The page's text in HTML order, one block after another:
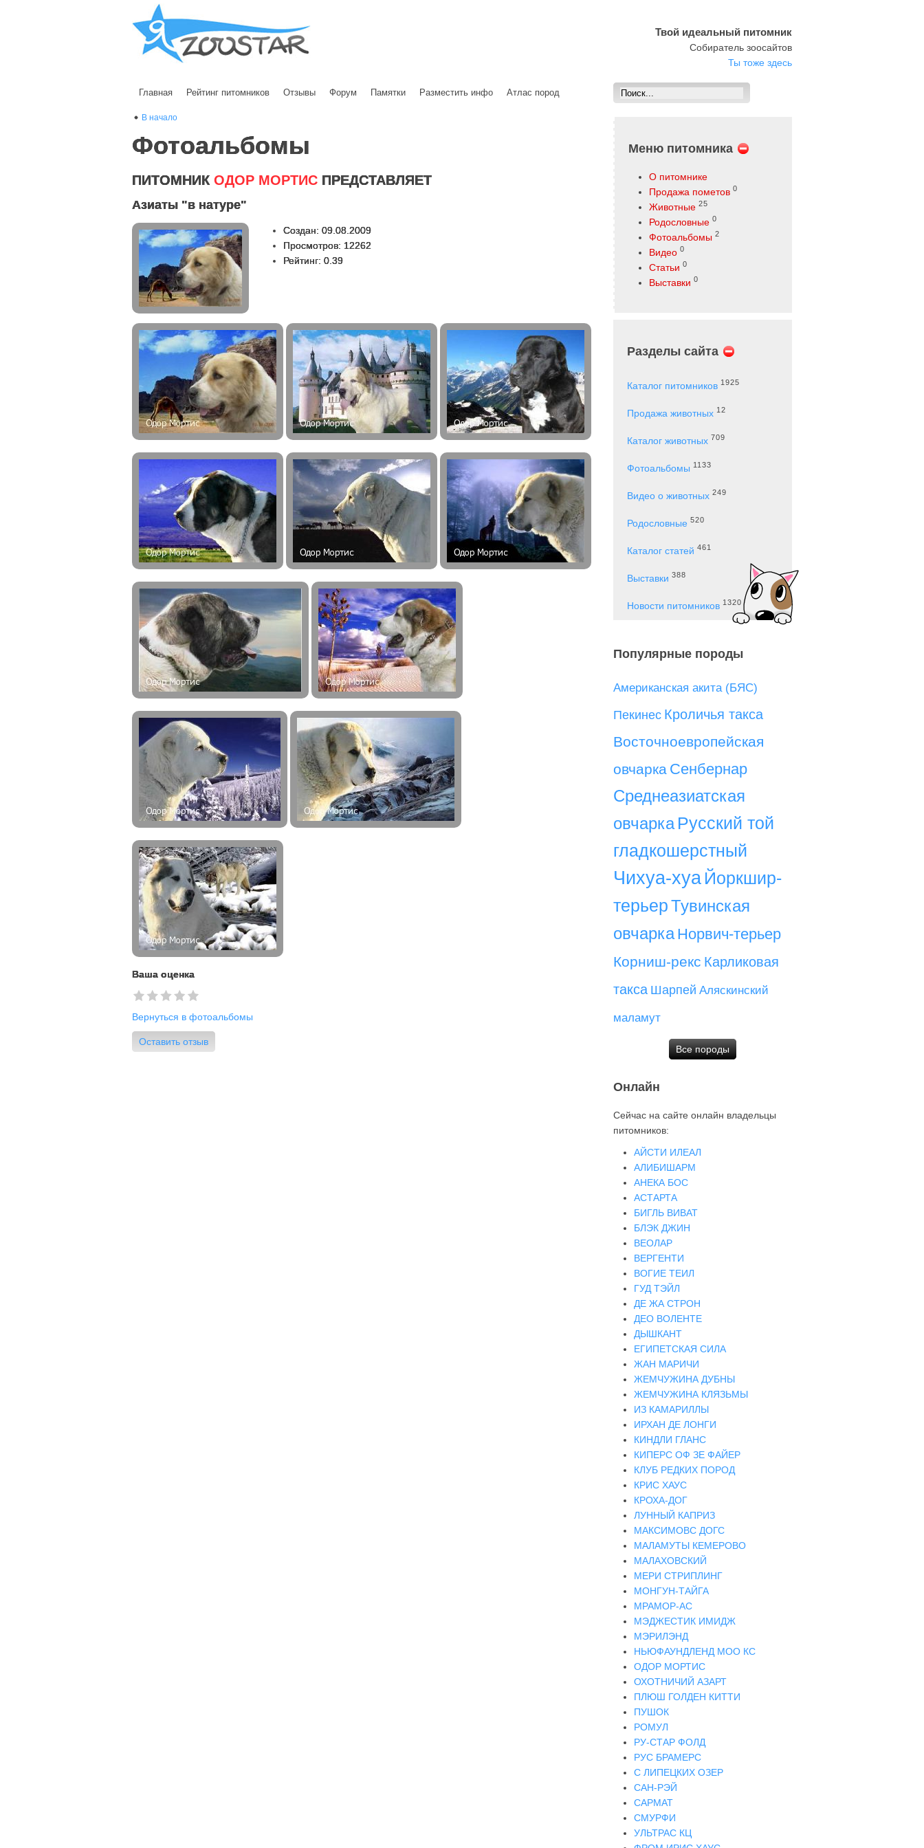
Твой идеальный питомник
Собиратель зоосайтов
Ты тоже здесь
Главная Рейтинг питомников Отзывы Форум Памятки Разместить инфо Атлас пород
В начало
Фотоальбомы
ПИТОМНИК ОДОР МОРТИС ПРЕДСТАВЛЯЕТ
Азиаты "в натуре"
Создан: 09.08.2009
Просмотров: 12262
Рейтинг: 0.39
Ваша оценка
Вернуться в фотоальбомы
Оставить отзыв
Меню питомника
О питомнике
Продажа пометов 0
Животные 25
Родословные 0
Фотоальбомы 2
Видео 0
Статьи 0
Выставки 0
Разделы сайта
Каталог питомников 1925
Продажа животных 12
Каталог животных 709
Фотоальбомы 1133
Видео о животных 249
Родословные 520
Каталог статей 461
Выставки 388
Новости питомников 1320
Популярные породы
Американская акита (БЯС)
Пекинес Кроличья такса
Восточноевропейская
овчарка Сенбернар
Среднеазиатская
овчарка Русский той
гладкошерстный
Чихуа-хуа Йоркшир-
терьерТувинская
овчарка Норвич-терьер
Корниш-рекс Карликовая
такса Шарпей Аляскинский
маламут
Все породы
Онлайн
Сейчас на сайте онлайн владельцы
питомников:
АЙСТИ ИЛЕАЛ
АЛИБИШАРМ
АНЕКА БОС
АСТАРТА
БИГЛЬ ВИВАТ
БЛЭК ДЖИН
ВЕОЛАР
ВЕРГЕНТИ
ВОГИЕ ТЕИЛ
ГУД ТЭЙЛ
ДЕ ЖА СТРОН
ДЕО ВОЛЕНТЕ
ДЫШКАНТ
ЕГИПЕТСКАЯ СИЛА
ЖАН МАРИЧИ
ЖЕМЧУЖИНА ДУБНЫ
ЖЕМЧУЖИНА КЛЯЗЬМЫ
ИЗ КАМАРИЛЛЫ
ИРХАН ДЕ ЛОНГИ
КИНДЛИ ГЛАНС
КИПЕРС ОФ ЗЕ ФАЙЕР
КЛУБ РЕДКИХ ПОРОД
КРИС ХАУС
КРОХА-ДОГ
ЛУННЫЙ КАПРИЗ
МАКСИМОВС ДОГС
МАЛАМУТЫ КЕМЕРОВО
МАЛАХОВСКИЙ
МЕРИ СТРИПЛИНГ
МОНГУН-ТАЙГА
МРАМОР-АС
МЭДЖЕСТИК ИМИДЖ
МЭРИЛЭНД
НЬЮФАУНДЛЕНД МОО КС
ОДОР МОРТИС
ОХОТНИЧИЙ АЗАРТ
ПЛЮШ ГОЛДЕН КИТТИ
ПУШОК
РОМУЛ
РУ-СТАР ФОЛД
РУС БРАМЕРС
С ЛИПЕЦКИХ ОЗЕР
САН-РЭЙ
САРМАТ
СМУРФИ
УЛЬТРАС КЦ